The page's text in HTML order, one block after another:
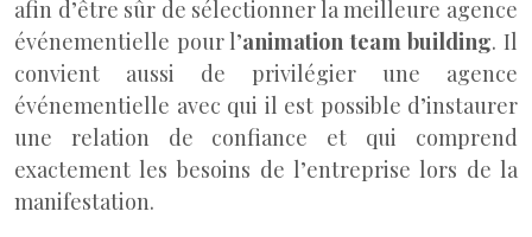
afin d’être sûr de sélectionner la meilleure agence
événementielle pour l’animation team building. Il
convient aussi de privilégier une agence
événementielle avec qui il est possible d’instaurer
une relation de confiance et qui comprend
exactement les besoins de l’entreprise lors de la
manifestation.